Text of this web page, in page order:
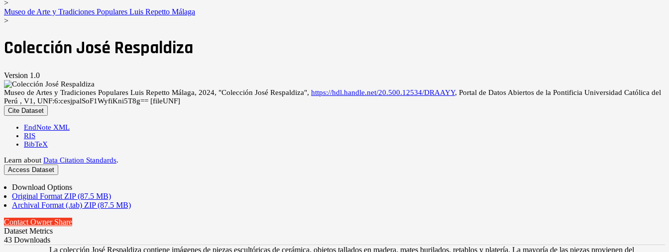
>
Museo de Arte y Tradiciones Populares Luis Repetto Málaga
>
Colección José Respaldiza
Version 1.0
Museo de Artes y Tradiciones Populares Luis Repetto Málaga, 2024, "Colección José Respaldiza", https://hdl.handle.net/20.500.12534/DRAAYY, Portal de Datos Abiertos de la Pontificia Universidad Católica del
Perú , V1, UNF:6:cesjpalSoF1WyfiKni5T8g== [fileUNF]
Cite Dataset
EndNote XML
RIS
BibTeX
Learn about Data Citation Standards.
Access Dataset
Download Options
Original Format ZIP (87.5 MB)
Archival Format (.tab) ZIP (87.5 MB)
Contact Owner Share
Dataset Metrics
43 Downloads
La colección José Respaldiza contiene imágenes de piezas escultóricas de cerámica, objetos tallados en madera, mates burilados, retablos y platería. La mayoría de las piezas provienen del